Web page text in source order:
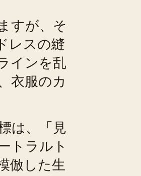
すが、そ
レスの縫
インを乱
衣服のカ
は、「見
トラルト
倣した生